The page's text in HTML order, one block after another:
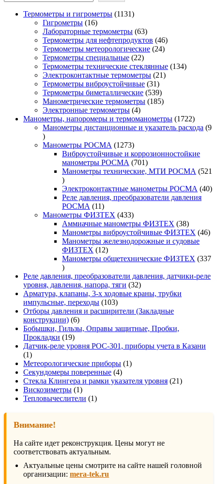
Термометры и гигрометры 11311131
Гигрометры 1616
товаров
Лабораторные термометры 6363
товара
Термометры для нефтепродуктов 4646
Термометры метеорологические 2424
Термометры специальные 2222
товара
Термометры технические стеклянные 134134
Электроконтактные термометры 2121
Термометры виброустойчивые 3131
товар
Термометры биметаллические 539539
товаров
Манометрические термометры 185185
Электронные термометры 44
товара
Манометры, напоромеры и термоманометры 17221722
товара
Манометры дистанционные и указатель расхода 9
9
товаров
Манометры РОСМА 12731273
товара
Виброустойчивые и коррозионностойкие
манометры РОСМА
701701
товар
Манометры технические, МТИ РОСМА
521
521
товар
Электроконтактные манометры РОСМА 4040
Реле давления, преобразователи давления
РОСМА
1111
товаров
Манометры ФИЗТЕХ 433433
товара
Аммиачные манометры ФИЗТЕХ 3838
товаров
Манометры виброустойчивые ФИЗТЕХ 4646
Манометры железнодорожные и судовые
ФИЗТЕХ
1212
товаров
Манометры общетехнические ФИЗТЕХ 337
337
товаров
Реле давления, преобразователи давления, датчики-реле
уровня, давления, напора, тяги 3232
товара
Арматура, клапаны, 3-х ходовые краны, трубки
импульсные, переходы 103103
товара
Отборы давления и расширители (Закладные
конструкции) 66
товаров
Бобышки, Гильзы, Оправы защитные, Пробки,
Прокладки
1919
товаров
Датчик-реле уровня РОС-301, приборы учета в Казани
11
товар
Метеорологические приборы 11
Секундомеры поверенные 44
товара
Стекла Клингера и рамки указателя уровня 2121
Вискозиметры 11
товар
Тепловычеслители 11
Внимание!
На сайте идет реконструкция. Цены могут не
соответствовать актуальным.
Актуальные цены смотрите на сайте нашей головной
организации: mera-tek.ru